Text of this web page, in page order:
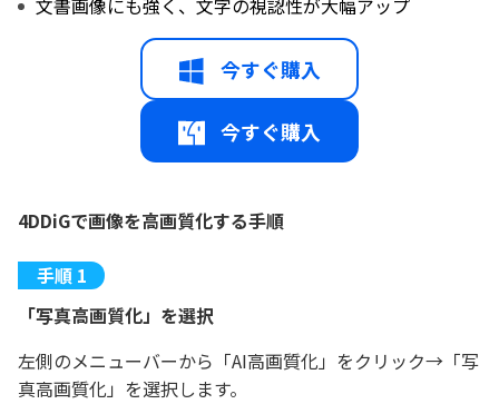
文書画像にも強く、文字の視認性が大幅アップ
今すぐ購入
今すぐ購入
4DDiGで画像を高画質化する手順
「写真高画質化」を選択
左側のメニューバーから「AI高画質化」をクリック→「写
真高画質化」を選択します。